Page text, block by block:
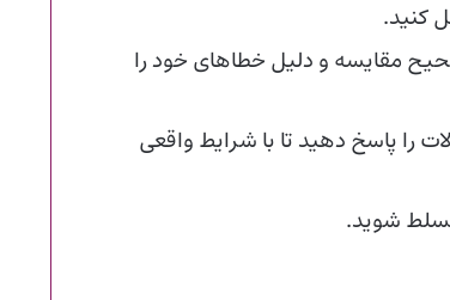
کنید.
مقایسه و دلیل خطاهای خود را
را پاسخ دهید تا با شرایط واقعی
شوید.